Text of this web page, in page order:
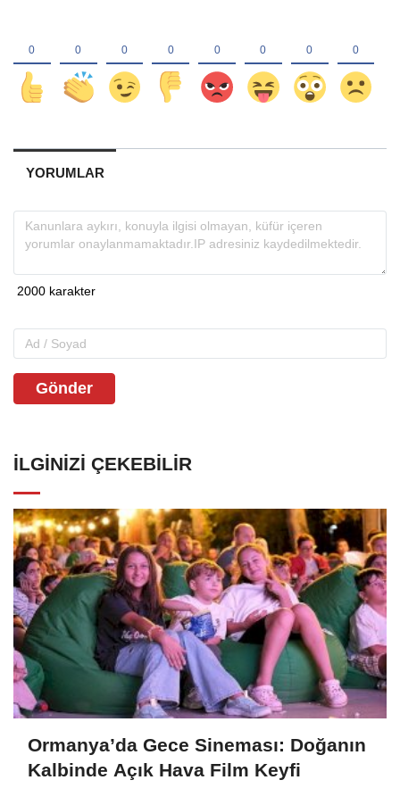
YORUMLAR
Gönder
İLGINIZI ÇEKEBILIR
Ormanya’da Gece Sineması: Doğanın
Kalbinde Açık Hava Film Keyfi